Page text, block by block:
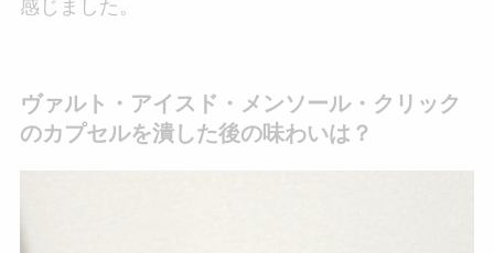
感じました。
ヴァルト・アイスド・メンソール・クリック
のカプセルを潰した後の味わいは？